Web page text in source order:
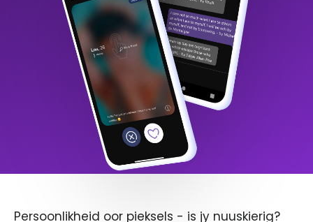
Persoonlikheid oor pieksels - is jy nuuskierig?